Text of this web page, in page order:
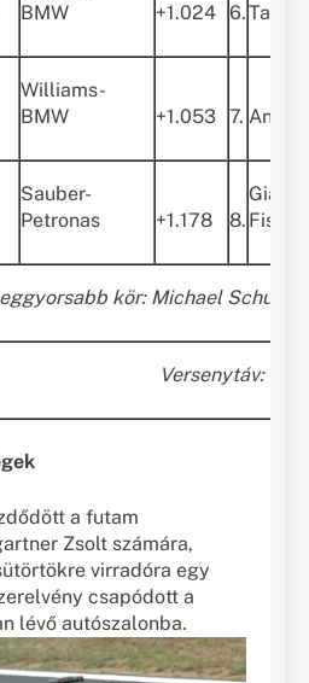
BMW
+1.024 6.
Williams-
BMW
+1.053 7.
Sauber-
Petronas
+1.178 8.
kör: Michael
Versenytáv: 70
a futam
Zsolt számára,
virradóra egy
csapódott a
lévő autószalonba.